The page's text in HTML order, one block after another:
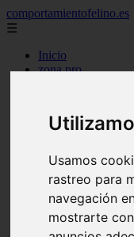
Usamos
rastreo para
navegación
mostrarte
comportamientofelino.es
☰
Inicio
zona pro
protagonistas
actualidad
acuariofilia
articulos
canal tv
nombres para gatos
novedades
tablon de anuncios